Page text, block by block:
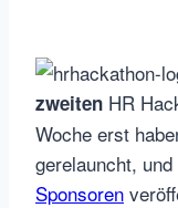
zweiten HR
Woche erst
gerelauncht,
Sponsoren